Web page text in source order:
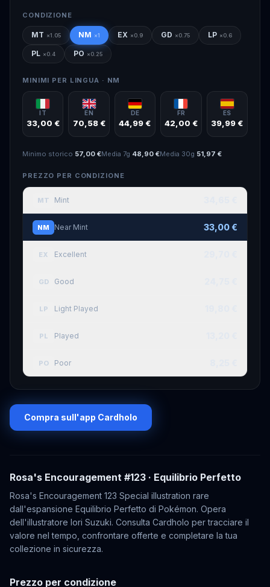
CONDIZIONE
MT ×1.05 NM ×1 EX ×0.9 GD ×0.75 LP ×0.6
PL ×0.4 PO ×0.25
MINIMI PER LINGUA · NM
IT
33,00 €
EN
70,58 €
DE
44,99 €
FR
42,00 €
ES
39,99 €
Minimo storico 57,00 €Media 7g 48,90 €Media 30g 51,97 €
PREZZO PER CONDIZIONE
MT Mint
NM Near Mint 33,00 €
EX Excellent
GD Good
LP Light Played
PL Played
PO Poor
Compra sull'app Cardholo
Rosa's Encouragement #123 · Equilibrio Perfetto
Rosa's Encouragement 123 Special illustration rare
dall'espansione Equilibrio Perfetto di Pokémon. Opera
dell'illustratore Iori Suzuki. Consulta Cardholo per tracciare il
valore nel tempo, confrontare offerte e completare la tua
collezione in sicurezza.
Prezzo per condizione